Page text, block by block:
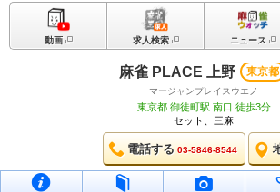
動画 求人検索 ニュース
麻雀 PLACE 上野 東京都
マージャンプレイスウエノ
東京都 御徒町駅 南口 徒歩3分
セット、三麻
電話する 03-5846-8544